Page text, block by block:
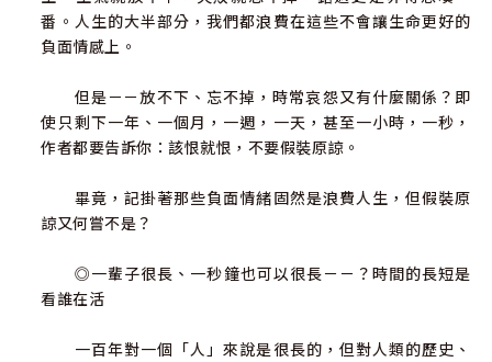
番。人生的大半部分，我們都浪費在這些不會讓生命更好的
負面情感上。
但是－－放不下、忘不掉，時常哀怨又有什麼關係？即
使只剩下一年、一個月，一週，一天，甚至一小時，一秒，
作者都要告訴你：該恨就恨，不要假裝原諒。
畢竟，記掛著那些負面情緒固然是浪費人生，但假裝原
諒又何嘗不是？
◎一輩子很長、一秒鐘也可以很長－－？時間的長短是
看誰在活
一百年對一個「人」來說是很長的，但對人類的歷史、